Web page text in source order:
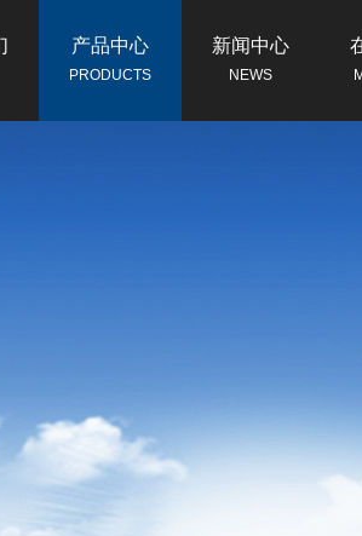
产品中心
PRODUCTS
新闻中心
NEWS